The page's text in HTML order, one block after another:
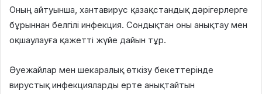
Оның айтуынша, хантавирус қазақстандық дәрігерлерге
бұрыннан белгілі инфекция. Сондықтан оны анықтау мен
оқшаулауға қажетті жүйе дайын тұр.
Әуежайлар мен шекаралық өткізу бекеттерінде
вирустық инфекцияларды ерте анықтайтын